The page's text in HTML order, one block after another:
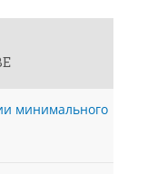
минимального